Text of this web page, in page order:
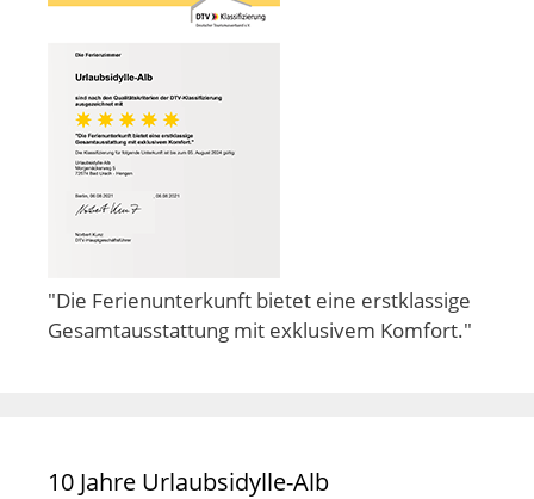
"Die Ferienunterkunft bietet eine erstklassige
Gesamtausstattung mit exklusivem Komfort."
10 Jahre Urlaubsidylle-Alb